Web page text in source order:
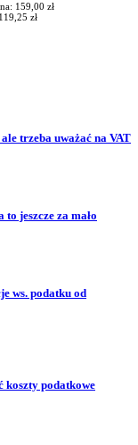
159,00 zł
zł
trzeba uważać na VAT
jeszcze za mało
ws. podatku od
podatkowe